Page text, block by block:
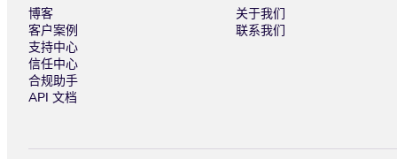
博客
客户案例
支持中心
信任中心
合规助手
API 文档
关于我们
联系我们